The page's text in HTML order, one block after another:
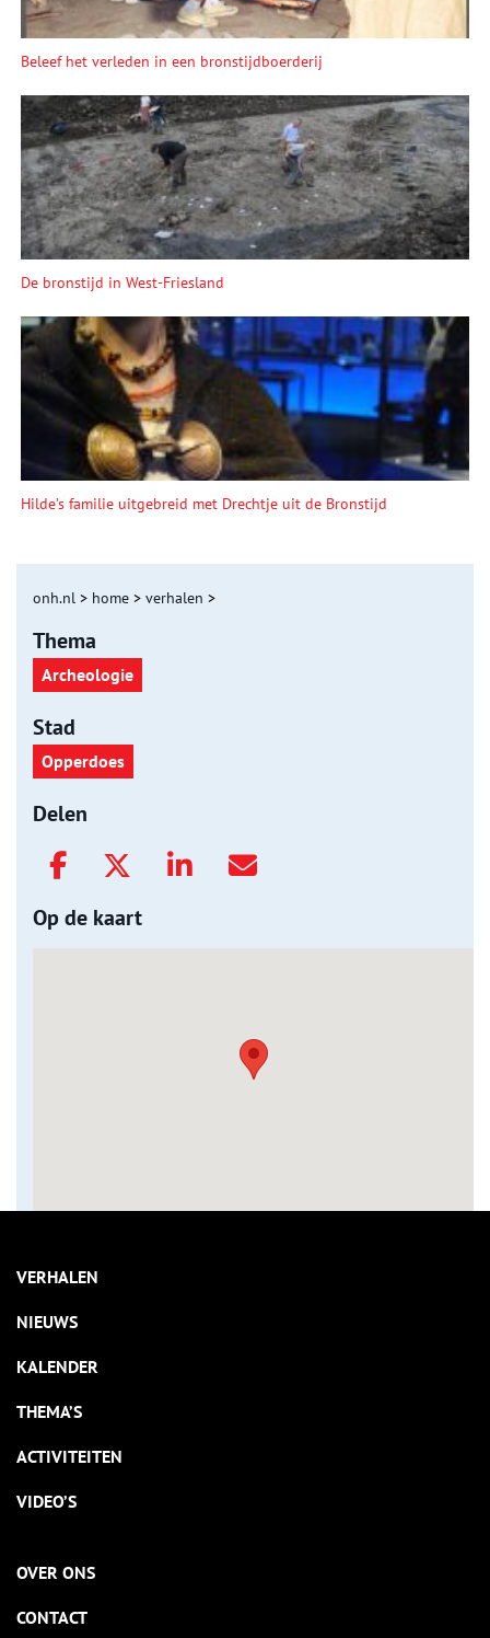
Beleef het verleden in een bronstijdboerderij
De bronstijd in West-Friesland
Hilde’s familie uitgebreid met Drechtje uit de Bronstijd
onh.nl > home > verhalen >
Thema
Archeologie
Stad
Opperdoes
Delen
Op de kaart
VERHALEN
NIEUWS
KALENDER
THEMA’S
ACTIVITEITEN
VIDEO’S
OVER ONS
CONTACT